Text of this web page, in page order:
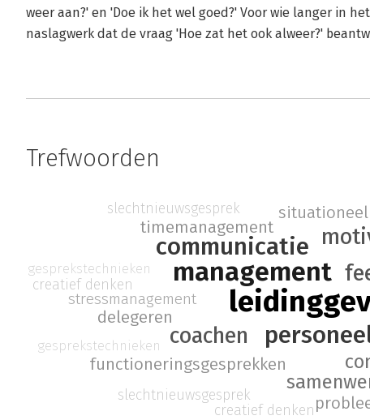
weer aan?' en 'Doe ik het wel goed?' Voor wie langer in
naslagwerk dat de vraag 'Hoe zat het ook alweer?'
Trefwoorden
management
communicatie
coachen
functioneringsgesprekken
delegeren
timemanagement
stressmanagement
creatief denken
slechtnieuwsgesprek
gesprekstechnieken
creatief denken
slechtnieuwsgesprek
gesprekstechnieken